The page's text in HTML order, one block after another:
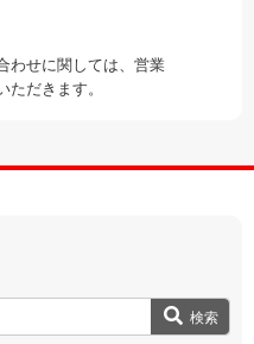
わせに関しては、営業
ただきます。
検索